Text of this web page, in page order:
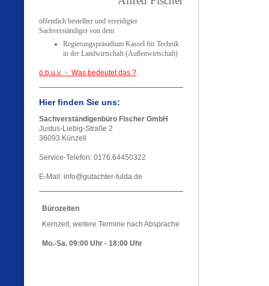
öffentlich bestellter und vereidigter
Sachverständiger von dem
Regierungspräsidium Kassel für Technik
in der Landwirtschaft (Außenwirtschaft)
ö.b.u.v. - Was bedeutet das ?
Hier finden Sie uns:
Sachverständigenbüro Fischer GmbH
Justus-Liebig-Straße 2
36093 Künzell
Service-Telefon: 0176.64450322
E-Mail: info@gutachter-fulda.de
Bürozeiten
Kernzeit, weitere Termine nach Absprache
Mo.-Sa. 09:00 Uhr - 18:00 Uhr